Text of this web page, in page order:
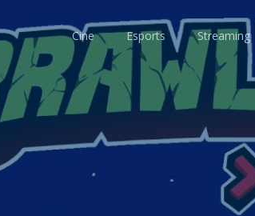
Cine Esports Streaming